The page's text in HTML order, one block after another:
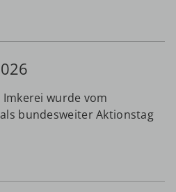
wurde vom
bundesweiter Aktionstag